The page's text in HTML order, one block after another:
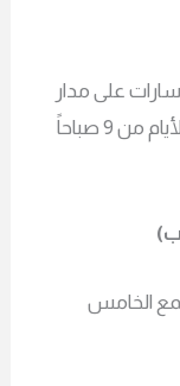
على مدار
24 ساعة يوم الجمعة، وباقي الأيام من 9 صباحاً
الخامس